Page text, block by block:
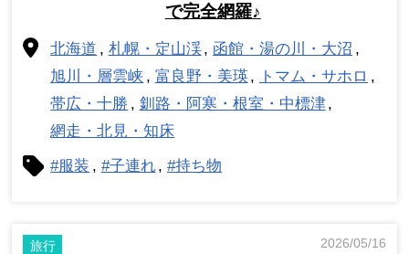
で完全網羅♪
北海道 札幌・定山渓
函館・湯の川・大沼
旭川・層雲峡
富良野・美瑛
トマム・サホロ
帯広・十勝
釧路・阿寒・根室・中標津
網走・北見・知床
#服装 #子連れ #持ち物
旅行 2026/05/16